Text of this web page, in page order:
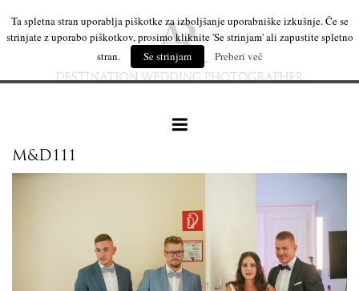
leseni izdelki
M&D111
Ta spletna stran uporablja piškotke za izboljšanje uporabniške izkušnje. Če se
strinjate z uporabo piškotkov, prosimo kliknite 'Se strinjam' ali zapustite spletno
stran.
Se strinjam Preberi več